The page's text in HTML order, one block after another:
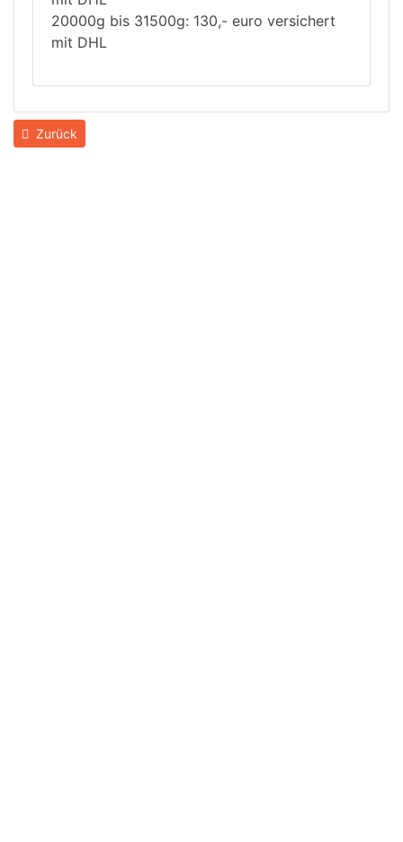
20000g bis 31500g: 130,- euro versichert
mit DHL
Zurück